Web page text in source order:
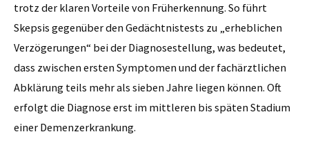
trotz der klaren Vorteile von Früherkennung. So führt
Skepsis gegenüber den Gedächtnistests zu „erheblichen
Verzögerungen“ bei der Diagnosestellung, was bedeutet,
dass zwischen ersten Symptomen und der fachärztlichen
Abklärung teils mehr als sieben Jahre liegen können. Oft
erfolgt die Diagnose erst im mittleren bis späten Stadium
einer Demenzerkrankung.